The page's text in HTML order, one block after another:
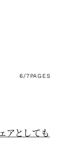
6/7PAGES
アとしても